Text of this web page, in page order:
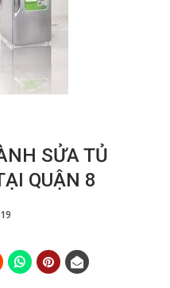
SỬA TỦ
QUẬN 8